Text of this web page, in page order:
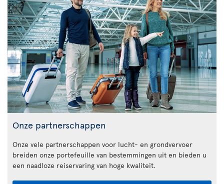
Onze partnerschappen
Onze vele partnerschappen voor lucht- en grondvervoer
breiden onze portefeuille van bestemmingen uit en bieden u
een naadloze reiservaring van hoge kwaliteit.